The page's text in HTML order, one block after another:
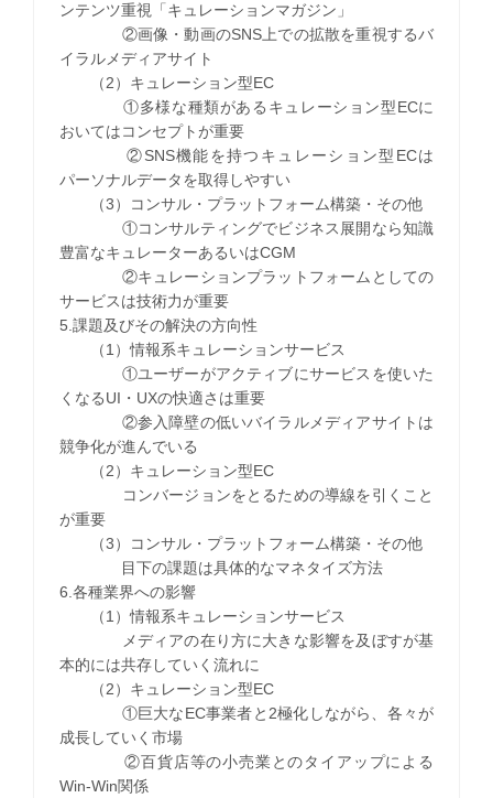
ンテンツ重視「キュレーションマガジン」
②画像・動画のSNS上での拡散を重視するバ
イラルメディアサイト
（2）キュレーション型EC
①多様な種類があるキュレーション型ECに
おいてはコンセプトが重要
②SNS機能を持つキュレーション型ECは
パーソナルデータを取得しやすい
（3）コンサル・プラットフォーム構築・その他
①コンサルティングでビジネス展開なら知識
豊富なキュレーターあるいはCGM
②キュレーションプラットフォームとしての
サービスは技術力が重要
5.課題及びその解決の方向性
（1）情報系キュレーションサービス
①ユーザーがアクティブにサービスを使いた
くなるUI・UXの快適さは重要
②参入障壁の低いバイラルメディアサイトは
競争化が進んでいる
（2）キュレーション型EC
コンバージョンをとるための導線を引くこと
が重要
（3）コンサル・プラットフォーム構築・その他
目下の課題は具体的なマネタイズ方法
6.各種業界への影響
（1）情報系キュレーションサービス
メディアの在り方に大きな影響を及ぼすが基
本的には共存していく流れに
（2）キュレーション型EC
①巨大なEC事業者と2極化しながら、各々が
成長していく市場
②百貨店等の小売業とのタイアップによる
Win-Win関係